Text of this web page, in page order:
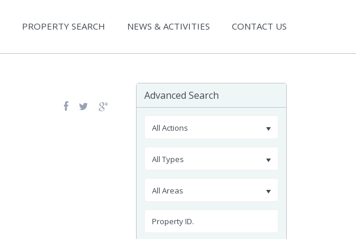
PROPERTY SEARCH NEWS & ACTIVITIES CONTACT US
Advanced Search
All Actions
All Types
All Areas